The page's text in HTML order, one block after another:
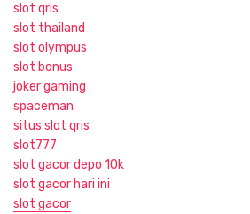
slot qris
slot thailand
slot olympus
slot bonus
joker gaming
spaceman
situs slot qris
slot777
slot gacor depo 10k
slot gacor hari ini
slot gacor